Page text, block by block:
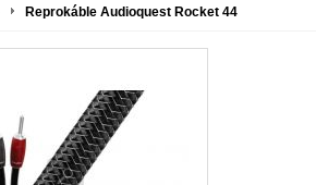
Reprokáble Audioquest Rocket 44